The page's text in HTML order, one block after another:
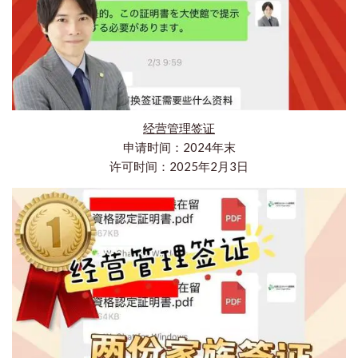
经营管理签证
申请时间：2024年末
许可时间：2025年2月3日